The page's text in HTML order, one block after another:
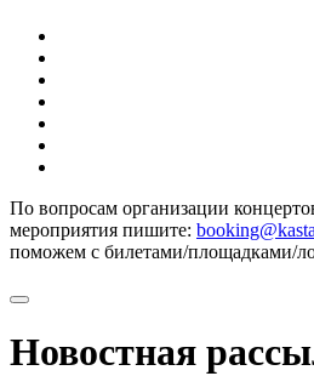
По вопросам организации
мероприятия пишите:
поможем с билетами/площадками/
Новостная